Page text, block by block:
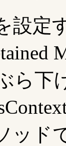
設定
ら下
ッド